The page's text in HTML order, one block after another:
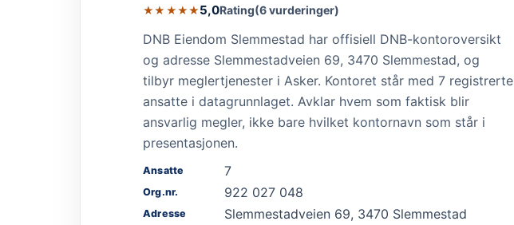
★★★★★5,0Rating(6 vurderinger)
DNB Eiendom Slemmestad har offisiell DNB-kontoroversikt
og adresse Slemmestadveien 69, 3470 Slemmestad, og
tilbyr meglertjenester i Asker. Kontoret står med 7 registrerte
ansatte i datagrunnlaget. Avklar hvem som faktisk blir
ansvarlig megler, ikke bare hvilket kontornavn som står i
presentasjonen.
Ansatte 7
Org.nr. 922 027 048
Adresse Slemmestadveien 69, 3470 Slemmestad